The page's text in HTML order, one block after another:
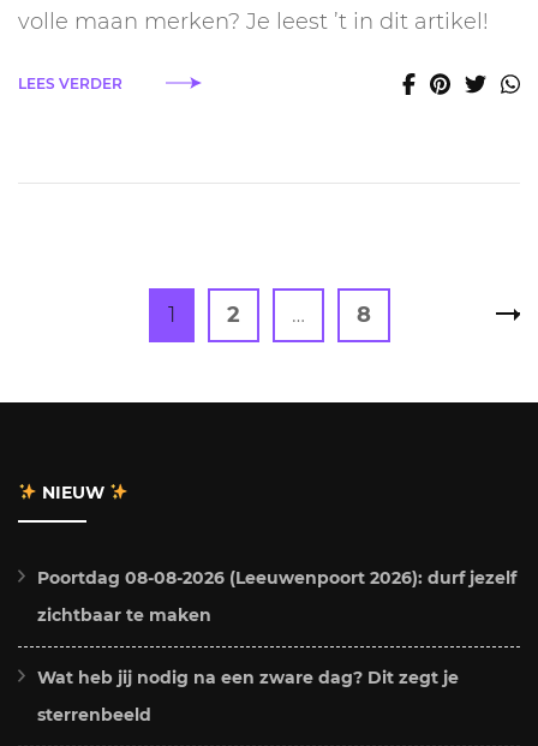
november
volle maan merken? Je leest ’t in dit artikel!
LEES VERDER
Berichten
paginering
Page
1 Page
2 … Page
8
NIEUW
Poortdag 08-08-2026 (Leeuwenpoort 2026): durf jezelf
zichtbaar te maken
Wat heb jij nodig na een zware dag? Dit zegt je
sterrenbeeld